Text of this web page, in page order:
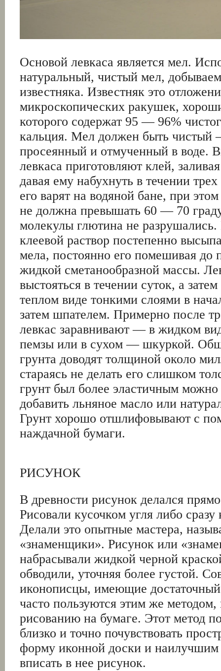
Основой левкаса является мел.
натуральный, чистый мел,
известняка. Известняк это
микроскопических ракушек,
которого содержат 95 — 96%
кальция. Мел должен быть чистый
просеянный и отмученный в воде.
левкаса приготовляют клей,
давая ему набухнуть в течении
его варят на водяной бане, при
не должна превышать 60 — 70
молекулы глютина не
клеевой раствор постепенно
мела, постоянно его помешивая до
жидкой сметанообразной массы.
выстояться в течении суток, а
теплом виде тонкими слоями в
затем шпателем. Примерно после
левкас заравнивают — в жидком
пемзы или в сухом — шкуркой.
грунта доводят толщиной около
стараясь не делать его слишком
грунт был более эластичным можно
добавить льняное масло или
Грунт хорошо отшлифовывают с
наждачной бумаги.
РИСУНОК
В древности рисунок делался
Рисовали кусочком угля либо сразу
Делали это опытные мастера,
«знаменщики». Рисунок или
набрасывали жидкой черной
обводили, уточняя более густой.
иконописцы, имеющие
часто пользуются этим же методом,
рисованию на бумаге. Этот метод
близко и точно почувствовать
форму иконной доски и наилучшим
вписать в нее рисунок.